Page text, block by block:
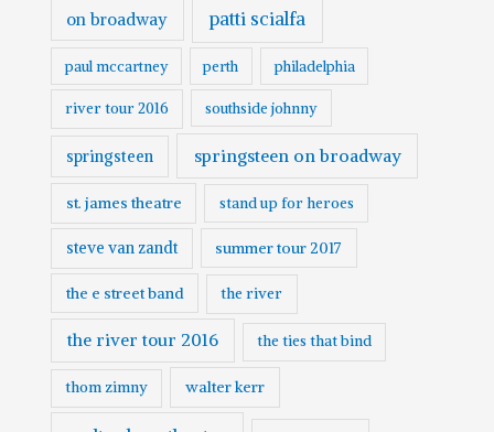
on broadway patti scialfa
paul mccartney perth philadelphia
river tour 2016 southside johnny
springsteen springsteen on broadway
st. james theatre stand up for heroes
steve van zandt summer tour 2017
the e street band the river
the river tour 2016 the ties that bind
thom zimny walter kerr